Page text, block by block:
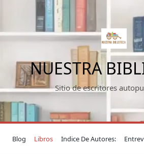
NUESTRA
Sitio de escritores
Blog Libros Indice De Autores: